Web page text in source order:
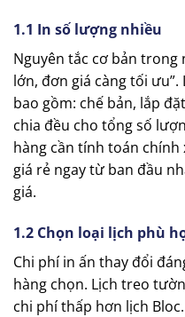
1.1 In số lượng nhiều
Nguyên tắc cơ bản trong
lớn, đơn giá càng tối
bao gồm: chế bản, lắp
chia đều cho tổng số
hàng cần tính toán chính
giá rẻ ngay từ ban đầu
giá.
1.2 Chọn loại lịch phù
Chi phí in ấn thay đổi
hàng chọn. Lịch treo
chi phí thấp hơn lịch